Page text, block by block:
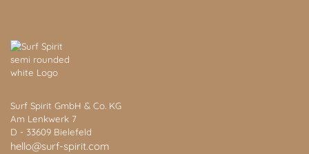
Surf Spirit GmbH & Co. KG
Am Lenkwerk 7
D - 33609 Bielefeld
hello@surf-spirit.com